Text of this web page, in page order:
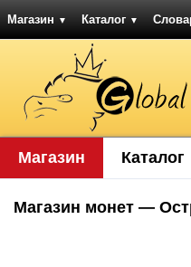
Магазин ▼ Каталог ▼
Магазин Каталог
Магазин монет —